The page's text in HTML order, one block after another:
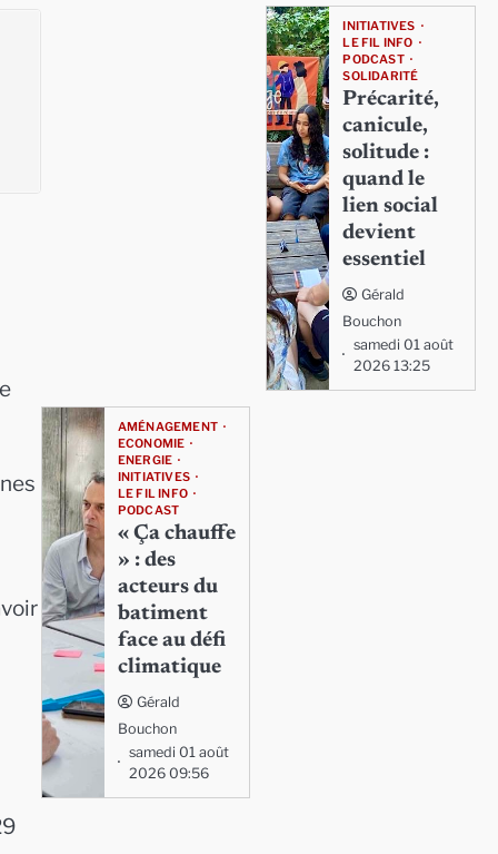
INITIATIVES
LE FIL INFO
PODCAST
SOLIDARITÉ
Précarité,
canicule,
solitude :
quand le
lien social
devient
essentiel
Gérald
Bouchon
samedi 01 août
2026 13:25
AMÉNAGEMENT
ECONOMIE
ENERGIE
INITIATIVES
LE FIL INFO
PODCAST
« Ça chauffe
» : des
acteurs du
batiment
face au défi
climatique
Gérald
Bouchon
samedi 01 août
2026 09:56